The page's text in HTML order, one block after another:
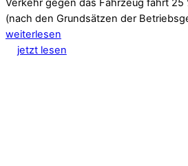
Verkehr gegen das Fahrzeug fährt 25
(nach den Grundsätzen der
weiterlesen
jetzt lesen